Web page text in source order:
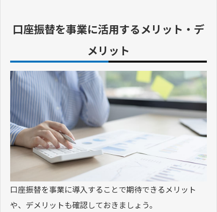
口座振替を事業に活用するメリット・デ
メリット
口座振替を事業に導入することで期待できるメリット
や、デメリットも確認しておきましょう。